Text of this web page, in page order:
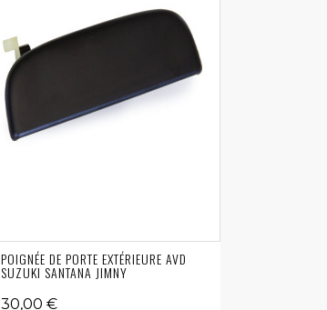
POIGNÉE DE PORTE EXTÉRIEURE AVD
SUZUKI SANTANA JIMNY
30,00 €